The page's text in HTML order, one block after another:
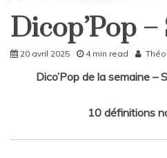
DicoPop
Dicop’Pop –
20 avril 2025 4 min read
Dico’Pop de la semaine –
10 définitions